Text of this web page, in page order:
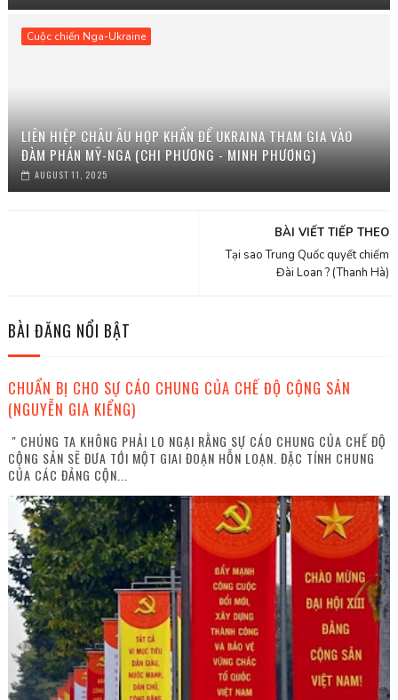
Cuộc chiến Nga-Ukraine
LIÊN HIỆP CHÂU ÂU HỌP KHẨN ĐỂ UKRAINA THAM GIA VÀO
ĐÀM PHÁN MỸ-NGA (CHI PHƯƠNG - MINH PHƯƠNG)
AUGUST 11, 2025
BÀI VIẾT TIẾP THEO
Tại sao Trung Quốc quyết chiếm
Đài Loan ? (Thanh Hà)
BÀI ĐĂNG NỔI BẬT
CHUẨN BỊ CHO SỰ CÁO CHUNG CỦA CHẾ ĐỘ CỘNG SẢN
(NGUYỄN GIA KIỂNG)
" CHÚNG TA KHÔNG PHẢI LO NGẠI RẰNG SỰ CÁO CHUNG CỦA CHẾ ĐỘ
CỘNG SẢN SẼ ĐƯA TỚI MỘT GIAI ĐOẠN HỖN LOẠN. ĐẶC TÍNH CHUNG
CỦA CÁC ĐẢNG CỘN...